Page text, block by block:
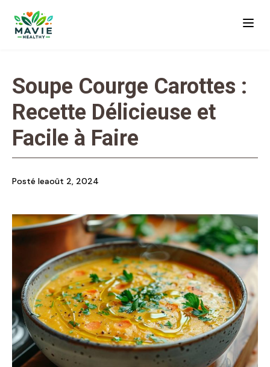
Soupe Courge Carottes :
Recette Délicieuse et
Facile à Faire
Posté leaoût 2, 2024